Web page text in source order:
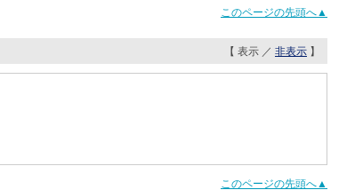
このページの先頭へ▲
【 表示 ／ 非表示 】
このページの先頭へ▲